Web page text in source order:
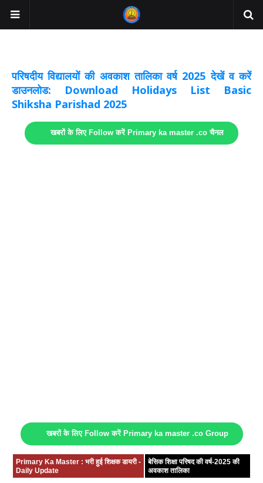
परिषदीय विद्यालयों की अवकाश तालिका वर्ष 2025 देखें व करें
डाउनलोड: Download Holidays List Basic
Shiksha Parishad 2025
खबरों के लिए Follow करें Primary ka master .co चैनल
खबरों के लिए Follow करें Primary ka master .co Group
Primary Ka Master : भरी हुई शिक्षक डायरी -
Daily Update
बेसिक शिक्षा परिषद की वर्ष-2025 की
अवकाश तालिका